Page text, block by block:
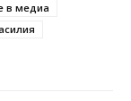
в медиа